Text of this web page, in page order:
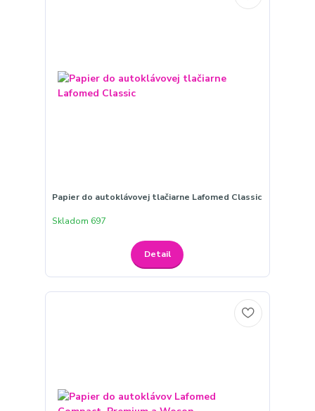
Papier do autoklávovej tlačiarne Lafomed Classic
Skladom 697
Detail